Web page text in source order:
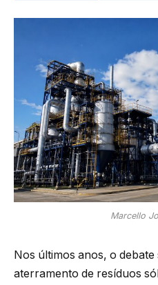
Marcello
Nos últimos anos, o
aterramento de resíduos